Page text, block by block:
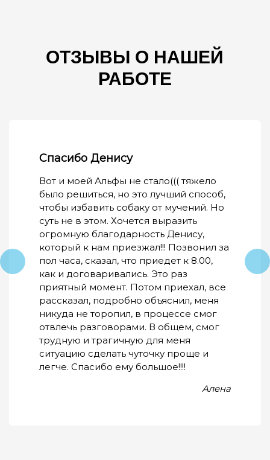
ОТЗЫВЫ О НАШЕЙ
РАБОТЕ
Спасибо Денису
Вот и моей Альфы не стало((( тяжело
было решиться, но это лучший способ,
чтобы избавить собаку от мучений. Но
суть не в этом. Хочется выразить
огромную благодарность Денису,
который к нам приезжал!!! Позвонил за
пол часа, сказал, что приедет к 8.00,
как и договаривались. Это раз
приятный момент. Потом приехал, все
рассказал, подробно объяснил, меня
никуда не торопил, в процессе смог
отвлечь разговорами. В общем, смог
трудную и трагичную для меня
ситуацию сделать чуточку проще и
легче. Спасибо ему большое!!!!
Алена